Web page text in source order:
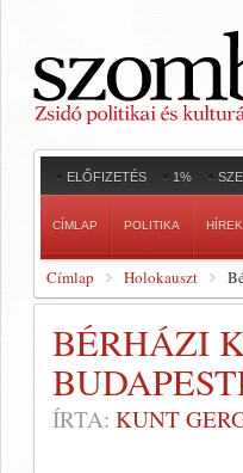
ELŐFIZETÉS 1%
CÍMLAP POLITIKA HÍREK
Címlap Holokauszt
BÉRHÁZI
ÍRTA: KUNT